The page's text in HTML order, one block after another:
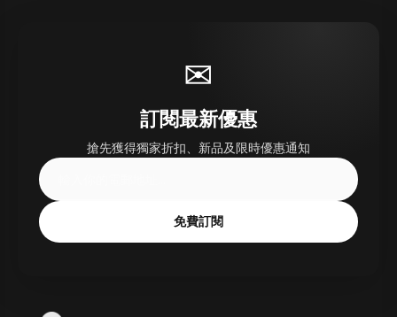
✉
訂閱最新優惠
搶先獲得獨家折扣、新品及限時優惠通知
免費訂閱